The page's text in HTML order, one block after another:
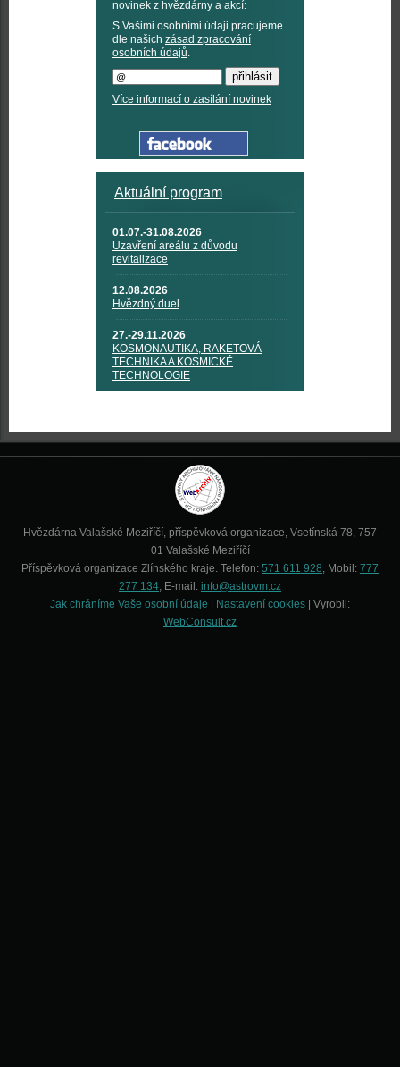
novinek z hvězdárny a akcí:
S Vašimi osobními údaji pracujeme
dle našich zásad zpracování
osobních údajů.
Více informací o zasílání novinek
Aktuální program
01.07.-31.08.2026
Uzavření areálu z důvodu
revitalizace
12.08.2026
Hvězdný duel
27.-29.11.2026
KOSMONAUTIKA, RAKETOVÁ
TECHNIKA A KOSMICKÉ
TECHNOLOGIE
Hvězdárna Valašské Meziříčí, příspěvková organizace, Vsetínská 78, 757
01 Valašské Meziříčí
Příspěvková organizace Zlínského kraje. Telefon: 571 611 928, Mobil: 777
277 134, E-mail: info@astrovm.cz
Jak chráníme Vaše osobní údaje
Nastavení cookies | Vyrobil:
WebConsult.cz